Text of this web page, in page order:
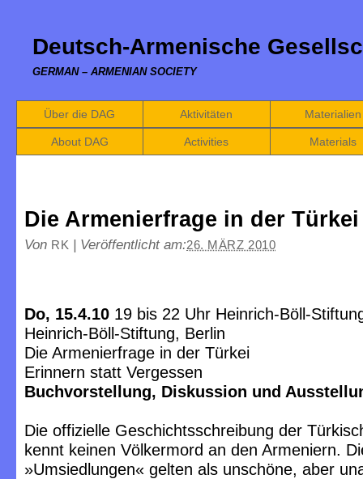
Deutsch-Armenische
GERMAN – ARMENIAN SOCIETY
Über die DAG Aktivitäten Materialien
About DAG Activities Materials
Die Armenierfrage in der Türkei
Von RK | Veröffentlicht am:26. MÄRZ 2010
Do, 15.4.10 19 bis 22 Uhr Heinrich-Böll-
Heinrich-Böll-Stiftung, Berlin
Die Armenierfrage in der Türkei
Erinnern statt Vergessen
Buchvorstellung, Diskussion und
Die offizielle Geschichtsschreibung der
kennt keinen Völkermord an den Armeniern.
»Umsiedlungen« gelten als unschöne, aber